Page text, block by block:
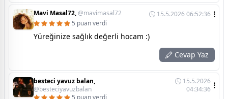
Mavi Masal72,@mavimasal72
15.5.2026 06:52:36
5 puan verdi
Yüreğinize sağlık değerli hocam :)
Cevap Yaz
besteci yavuz balan,
@besteciyavuzbalan
15.5.2026
04:34:36